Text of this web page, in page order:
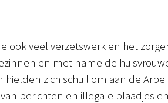
ook veel verzetswerk en het
en met name de
hielden zich schuil om aan de
berichten en illegale blaadjes